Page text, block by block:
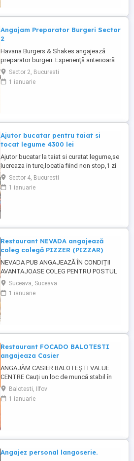
Angajam Preparator Burgeri Sector
2
Havana Burgers & Shakes angajează
preparator burgeri. Experiență anterioară
în burger shop fast-food OBLIGATORIE
Persoană rapidă, serioasă și organizată
Cunoștințe de lucru pe grill și asamblare
Sector 2, Bucuresti
1 ianuarie
Ajutor bucatar pentru taiat si
tocat legume 4300 lei
Ajutor bucatar la taiat si curatat legume,se
lucreaza in ture,locatia fiind non stop,1 zi
da 1 zi nu,locatia se afla in sectorul 4,se
acorda 1 masa calda zilnic,cartieru
Berceni,cu experienta salariul 4300 lei net
Sector 4, Bucuresti
1 ianuarie
Restaurant NEVADA angajează
coleg colegă PIZZER (PIZZAR)
NEVADA PUB ANGAJEAZĂ ÎN CONDIȚII
AVANTAJOASE COLEG PENTRU POSTUL
DE PIZZER (PIZZAR). CĂUTĂM UN COLEG
CARE A MAI LUCRAT ÎN DOMENIU, CU
EXPERIENTĂ ÎN PERPARAREA PIZZA.
rețetar; - persoană curată, ...
Suceava, Suceava
1 ianuarie
Restaurant FOCADO BALOTESTI
angajeaza Casier
ANGAJĂM CASIER BALOTEȘTI VALUE
CENTRE Cauți un loc de muncă stabil în
Balotești? Focado, unul dintre cele mai noi
și ambițioase lanțuri de restaurante fast-
food din România, își mărește echipa!
Balotesti, Ilfov
1 ianuarie
Angajez personal langoserie.